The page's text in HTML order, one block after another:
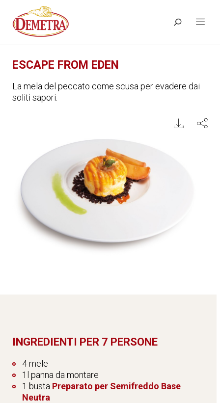
ESCAPE FROM EDEN
La mela del peccato come scusa per evadere dai
soliti sapori.
INGREDIENTI PER 7 PERSONE
4 mele
1l panna da montare
1 busta Preparato per Semifreddo Base
Neutra